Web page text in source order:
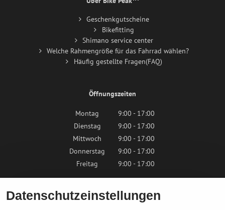
Geschenkgutscheine
Bikefitting
Shimano service center
Welche Rahmengröße für das Fahrrad wählen?
Häufig gestellte Fragen(FAQ)
Öffnungszeiten
Montag
9:00 - 17:00
Dienstag
9:00 - 17:00
Mittwoch
9:00 - 17:00
Donnerstag
9:00 - 17:00
Freitag
9:00 - 17:00
Samstag
9:00 - 12:00
Sonntag
Geschlossen
Datenschutzeinstellungen